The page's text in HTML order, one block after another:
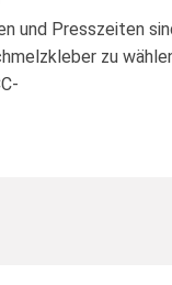
und Presszeiten
zu